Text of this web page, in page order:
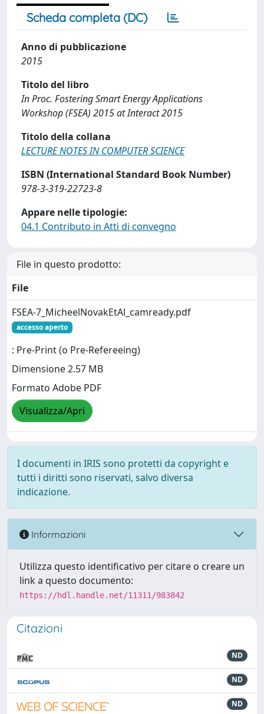
Scheda completa (DC)
Anno di pubblicazione
2015
Titolo del libro
In Proc. Fostering Smart Energy Applications
Workshop (FSEA) 2015 at Interact 2015
Titolo della collana
LECTURE NOTES IN COMPUTER SCIENCE
ISBN (International Standard Book Number)
978-3-319-22723-8
Appare nelle tipologie:
04.1 Contributo in Atti di convegno
File in questo prodotto:
File
FSEA-7_MicheelNovakEtAl_camready.pdf
accesso aperto
: Pre-Print (o Pre-Refereeing)
Dimensione 2.57 MB
Formato Adobe PDF
Visualizza/Apri
I documenti in IRIS sono protetti da copyright e
tutti i diritti sono riservati, salvo diversa
indicazione.
Informazioni
Utilizza questo identificativo per citare o creare un
link a questo documento:
https://hdl.handle.net/11311/983842
Citazioni
ND
ND
ND